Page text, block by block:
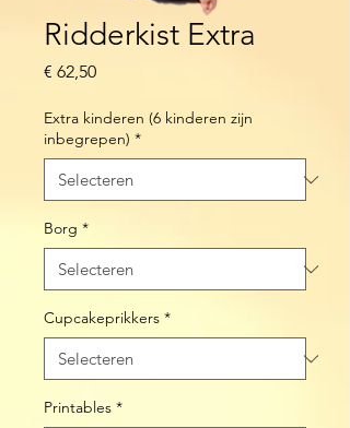
Ridderkist Extra
€ 62,50Prijs
Extra kinderen (6 kinderen zijn
inbegrepen) *
Borg *
Cupcakeprikkers *
Printables *